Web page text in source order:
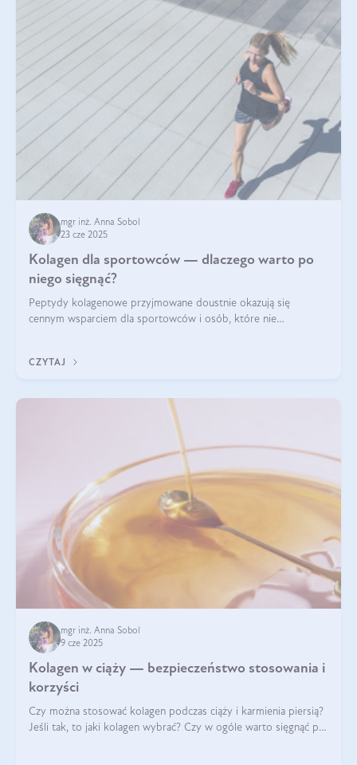
mgr inż. Anna Sobol
23 cze 2025
Kolagen dla sportowców — dlaczego warto po
niego sięgnąć?
Peptydy kolagenowe przyjmowane doustnie okazują się
cennym wsparciem dla sportowców i osób, które nie
CZYTAJ
mgr inż. Anna Sobol
9 cze 2025
Kolagen w ciąży — bezpieczeństwo stosowania i
korzyści
Czy można stosować kolagen podczas ciąży i karmienia piersią?
Jeśli tak, to jaki kolagen wybrać? Czy w ogóle warto sięgnąć po